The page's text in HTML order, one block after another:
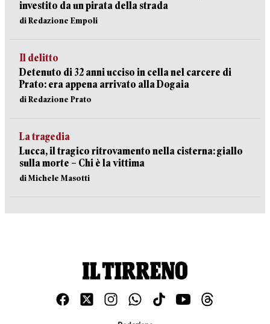
investito da un pirata della strada
di Redazione Empoli
Il delitto
Detenuto di 32 anni ucciso in cella nel carcere di
Prato: era appena arrivato alla Dogaia
di Redazione Prato
La tragedia
Lucca, il tragico ritrovamento nella cisterna: giallo
sulla morte – Chi è la vittima
di Michele Masotti